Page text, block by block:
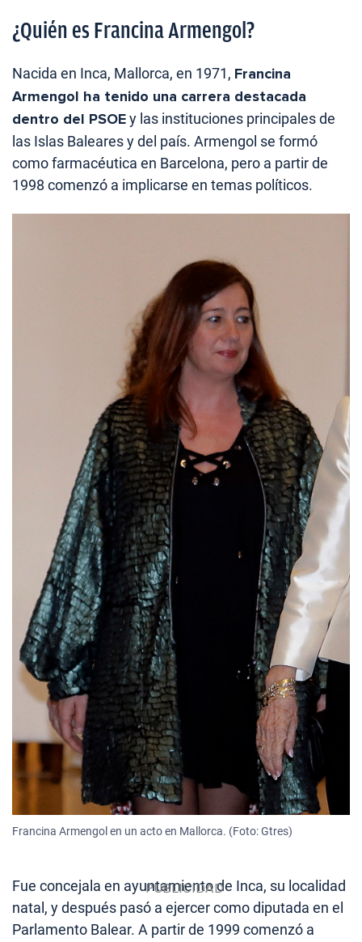
¿Quién es Francina Armengol?
Nacida en Inca, Mallorca, en 1971, Francina
Armengol ha tenido una carrera destacada
dentro del PSOEy las instituciones principales de
las Islas Baleares y del país. Armengol se formó
como farmacéutica en Barcelona, pero a partir de
1998 comenzó a implicarse en temas políticos.
Francina Armengol en un acto en Mallorca. (Foto: Gtres)
Fue concejala en ayuntamiento de Inca, su localidad
natal, y después pasó a ejercer como diputada en el
Parlamento Balear. A partir de 1999 comenzó a